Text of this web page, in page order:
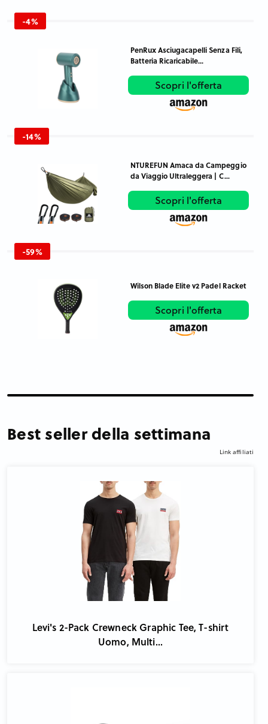
-4%
PenRux Asciugacapelli Senza Fili,
Batteria Ricaricabile...
Scopri l'offerta
-14%
NTUREFUN Amaca da Campeggio
da Viaggio Ultraleggera | C...
Scopri l'offerta
-59%
Wilson Blade Elite v2 Padel Racket
Scopri l'offerta
Best seller della settimana
Link affiliati
Levi's 2-Pack Crewneck Graphic Tee, T-shirt
Uomo, Multi...